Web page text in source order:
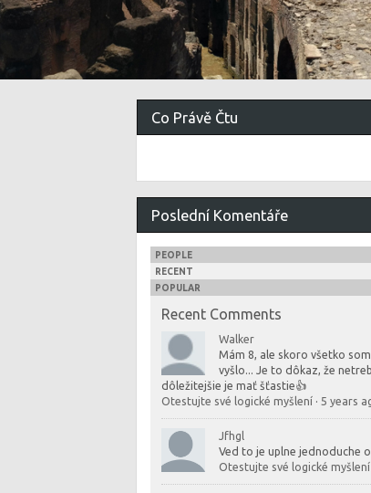
Co Právě Čtu
Poslední Komentáře
PEOPLE
RECENT
POPULAR
Recent Comments
Walker
Mám 8, ale skoro všetko
vyšlo... Je to dôkaz, že
dôležitejšie je mať šťastie👍
Otestujte své logické myšlení· 5 years
Jfhgl
Ved to je uplne jednoduche
Otestujte své logické myšlení